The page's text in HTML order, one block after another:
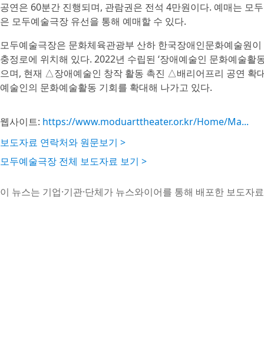
공연은 60분간 진행되며, 관람권은 전석 4만원이다. 예매는 모
은 모두예술극장 유선을 통해 예매할 수 있다.
모두예술극장은 문화체육관광부 산하 한국장애인문화예술원
충정로에 위치해 있다. 2022년 수립된 ‘장애예술인 문화예술
으며, 현재 △장애예술인 창작 활동 촉진 △배리어프리 공연 확
예술인의 문화예술활동 기회를 확대해 나가고 있다.
웹사이트: https://www.moduarttheater.or.kr/Home/Ma...
보도자료 연락처와 원문보기 >
모두예술극장 전체 보도자료 보기 >
이 뉴스는 기업·기관·단체가 뉴스와이어를 통해 배포한 보도자